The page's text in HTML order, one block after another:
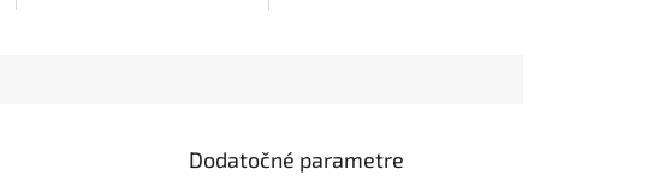
Dodatočné parametre